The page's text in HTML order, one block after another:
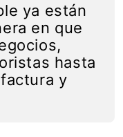
ya están
en que
hasta
y